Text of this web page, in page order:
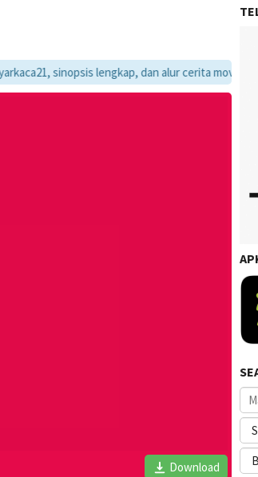
lengkap, dan alur cerita movie favoritmu
Download